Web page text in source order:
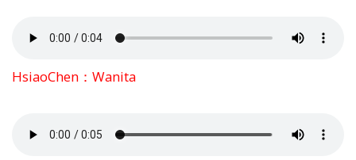
HsiaoChen：Wanita